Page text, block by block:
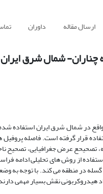
ارسال مقاله داوران
چناران- شمال شرق ایران
تصحیحع عرض جغرافیایی، تصحیح
از روش های تحلیلی ادامه
در منطقه می کند. با توجه به
هیدروکربونی نقش بسیار مهمی